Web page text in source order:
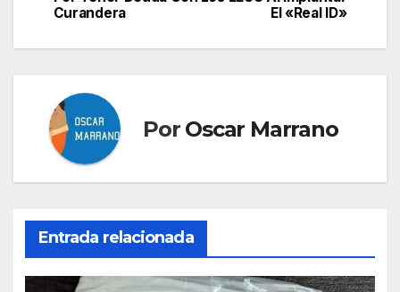
El «Real ID»
Curandera
Por Oscar Marrano
Entrada relacionada